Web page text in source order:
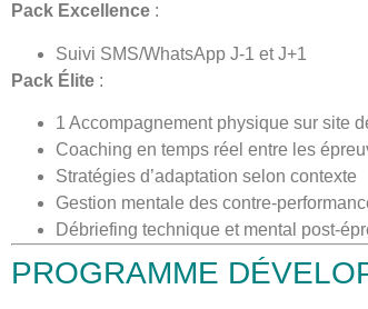
Pack Excellence :
Suivi SMS/WhatsApp J-1 et J+1
Pack Élite :
1 Accompagnement physique sur site
Coaching en temps réel entre les
Stratégies d’adaptation selon contexte
Gestion mentale des contre-
Débriefing technique et mental post-
PROGRAMME